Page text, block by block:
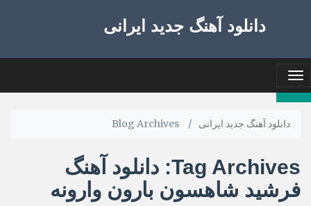
دانلود آهنگ جدید ایرانی
Toggle
navigation
دانلود آهنگ جدید ایرانی /
Blog Archives
Tag Archives: دانلود آهنگ
فرشید شاهسون بارون وارونه